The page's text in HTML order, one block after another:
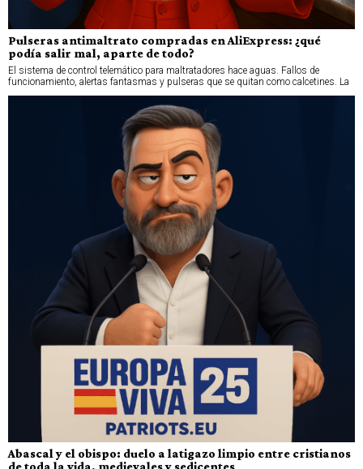
Pulseras antimaltrato compradas en AliExpress: ¿qué
podía salir mal, aparte de todo?
El sistema de control telemático para maltratadores hace aguas. Fallos de
funcionamiento, alertas fantasmas y pulseras que se quitan como calcetines. La
Abascal y el obispo: duelo a latigazo limpio entre cristianos